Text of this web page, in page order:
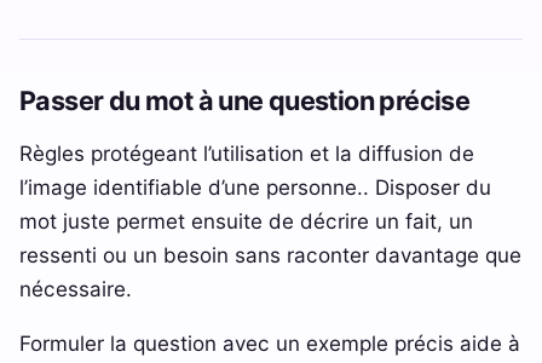
Passer du mot à une question précise
Règles protégeant l’utilisation et la diffusion de
l’image identifiable d’une personne.. Disposer du
mot juste permet ensuite de décrire un fait, un
ressenti ou un besoin sans raconter davantage que
nécessaire.
Formuler la question avec un exemple précis aide à